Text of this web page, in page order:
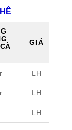
GIÁ
LH
LH
LH